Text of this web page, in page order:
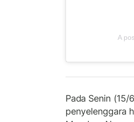
A
Pada Senin
penyelenggara